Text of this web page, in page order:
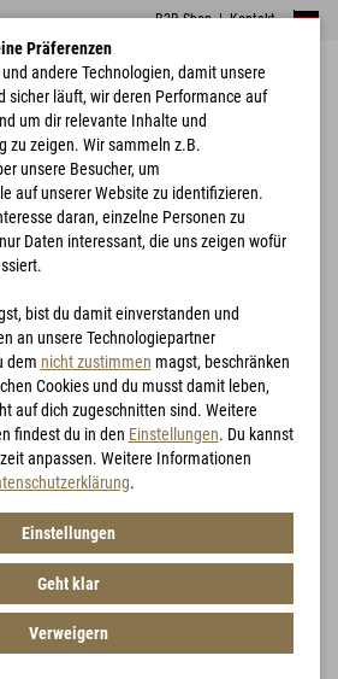
B2B Shop|Kontakt
Loden Hose
Präferenzen
andere Technologien, damit unsere
sicher läuft, wir deren Performance auf
um dir relevante Inhalte und
zu zeigen. Wir sammeln z.B.
unsere Besucher, um
auf unserer Website zu identifizieren.
daran, einzelne Personen zu
Daten interessant, die uns zeigen wofür
bist du damit einverstanden und
an unsere Technologiepartner
dem nicht zustimmen magst, beschränken
Cookies und du musst damit leben,
auf dich zugeschnitten sind. Weitere
findest du in den Einstellungen. Du kannst
anpassen. Weitere Informationen
.
Einstellungen
Geht klar
Verweigern